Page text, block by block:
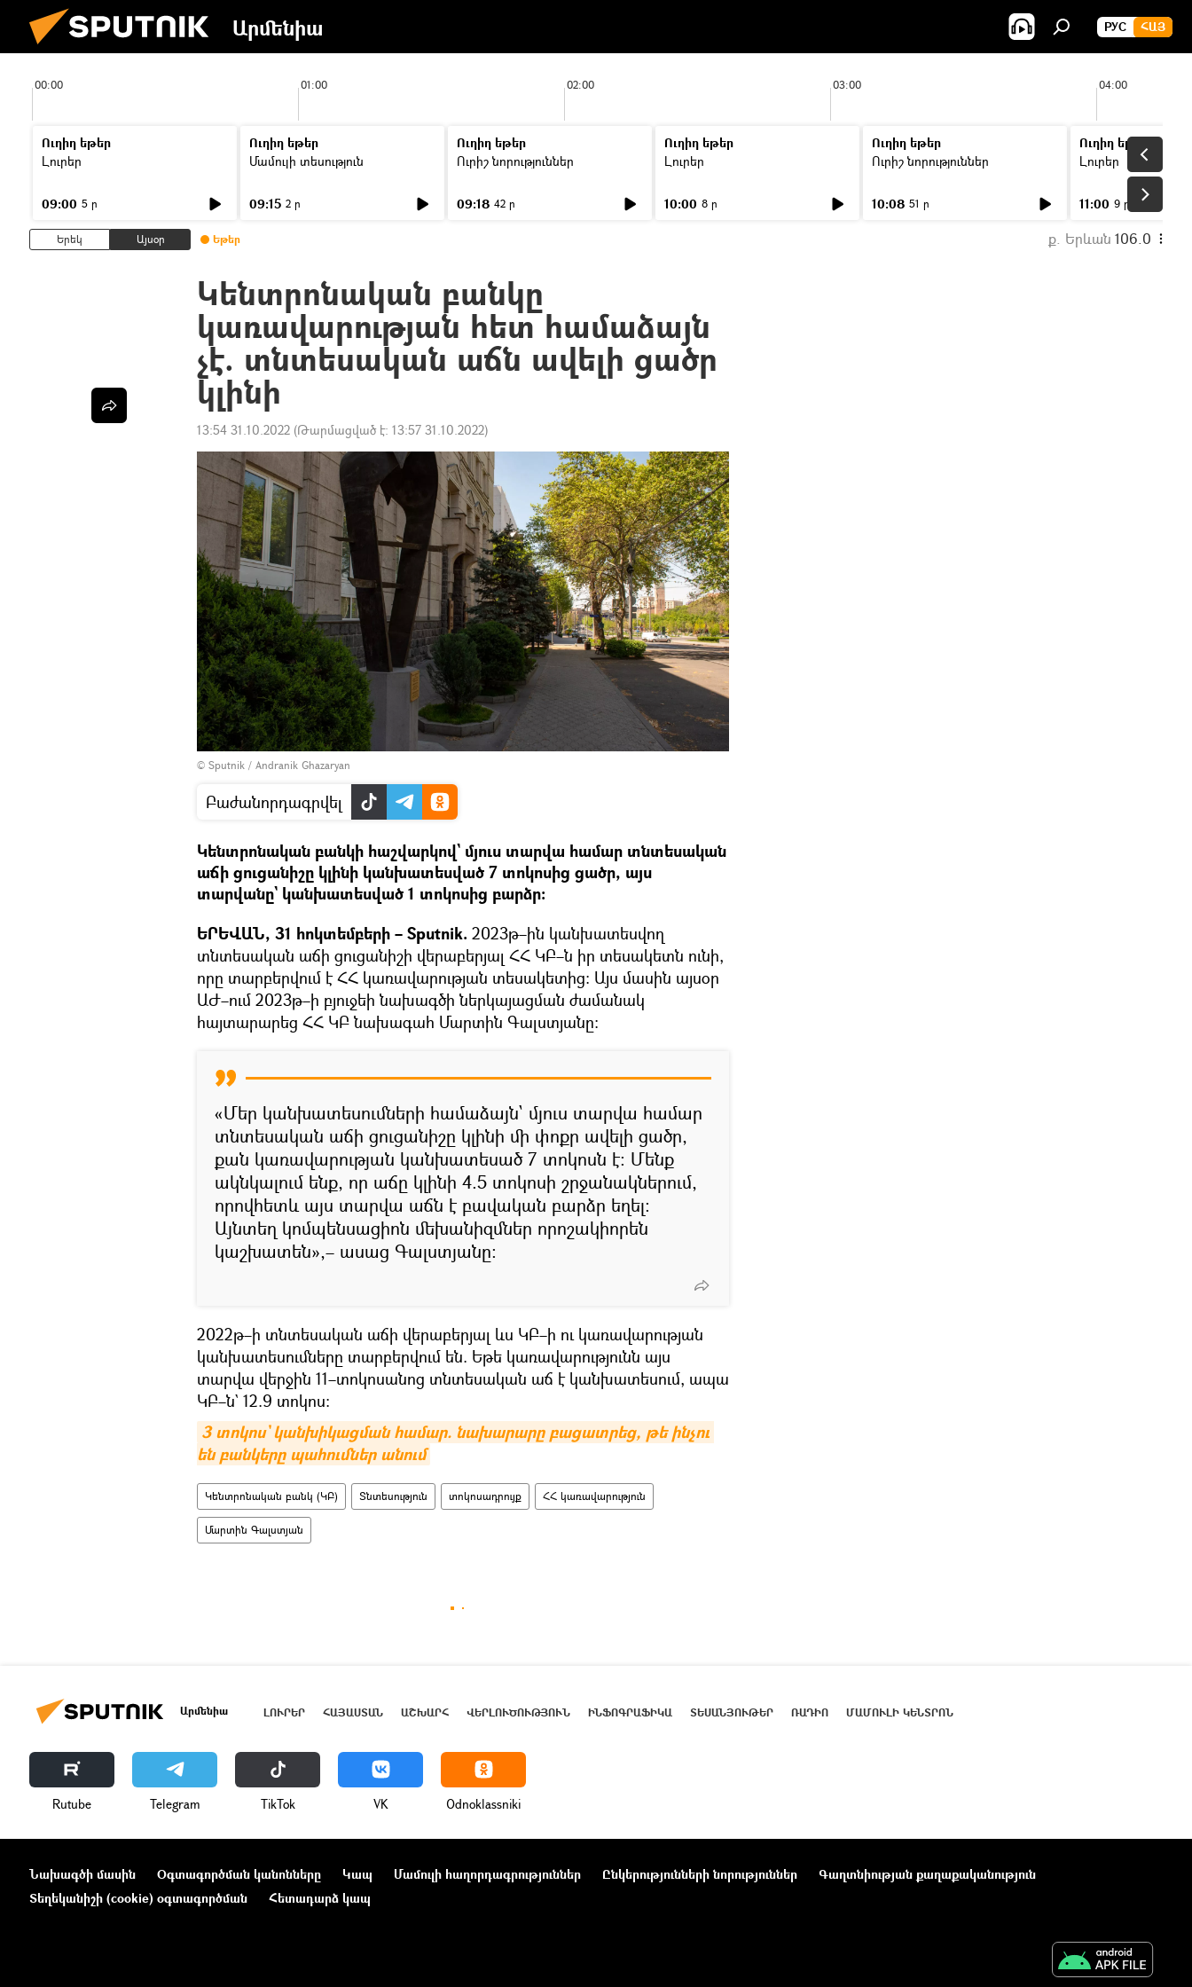
Արմենիա РУС ՀԱՅ
00:00 01:00 02:00 03:00 04:00
Ուղիղ եթեր
Լուրեր
09:00 5 ր
Ուղիղ եթեր
Մամուլի տեսություն
09:15 2 ր
Ուղիղ եթեր
Ուրիշ նորություններ
09:18 42 ր
Ուղիղ եթեր
Լուրեր
10:00 8 ր
Ուղիղ եթեր
Ուրիշ նորություններ
10:08 51 ր
Ուղիղ եթեր
Լուրեր
11:00 9 ր
Երեկ Այսօր Եթեր ք. Երևան 106.0
Կենտրոնական բանկը
կառավարության հետ համաձայն
չէ. տնտեսական աճն ավելի ցածր
կլինի
13:54 31.10.2022 (Թարմացված է: 13:57 31.10.2022)
© Sputnik / Andranik Ghazaryan
Բաժանորդագրվել
Կենտրոնական բանկի հաշվարկով` մյուս տարվա համար տնտեսական
աճի ցուցանիշը կլինի կանխատեսված 7 տոկոսից ցածր, այս
տարվանը` կանխատեսված 1 տոկոսից բարձր։
ԵՐԵՎԱՆ, 31 հոկտեմբերի – Sputnik. 2023թ–ին կանխատեսվող
տնտեսական աճի ցուցանիշի վերաբերյալ ՀՀ ԿԲ–ն իր տեսակետն ունի,
որը տարբերվում է ՀՀ կառավարության տեսակետից։ Այս մասին այսօր
ԱԺ–ում 2023թ–ի բյուջեի նախագծի ներկայացման ժամանակ
հայտարարեց ՀՀ ԿԲ նախագահ Մարտին Գալստյանը։
«Մեր կանխատեսումների համաձայն` մյուս տարվա համար
տնտեսական աճի ցուցանիշը կլինի մի փոքր ավելի ցածր,
քան կառավարության կանխատեսած 7 տոկոսն է։ Մենք
ակնկալում ենք, որ աճը կլինի 4.5 տոկոսի շրջանակներում,
որովհետև այս տարվա աճն է բավական բարձր եղել։
Այնտեղ կոմպենսացիոն մեխանիզմներ որոշակիորեն
կաշխատեն»,– ասաց Գալստյանը։
2022թ–ի տնտեսական աճի վերաբերյալ ևս ԿԲ–ի ու կառավարության
կանխատեսումները տարբերվում են. Եթե կառավարությունն այս
տարվա վերջին 11–տոկոսանոց տնտեսական աճ է կանխատեսում, ապա
ԿԲ–ն` 12.9 տոկոս։
3 տոկոս` կանխիկացման համար. նախարարը բացատրեց, թե ինչու
են բանկերը պահումներ անում
Կենտրոնական բանկ (ԿԲ) Տնտեսություն տոկոսադրույք ՀՀ կառավարություն
Մարտին Գալստյան
Արմենիա ԼՈՒՐԵՐ ՀԱՅԱՍՏԱՆ ԱՇԽԱՐՀ ՎԵՐԼՈՒԾՈՒԹՅՈՒՆ ԻՆՖՈԳՐԱՖԻԿԱ ՏԵՍԱՆՅՈՒԹԵՐ ՌԱԴԻՈ ՄԱՄՈՒԼԻ ԿԵՆՏՐՈՆ
Rutube Telegram ТikТоk VK Odnoklassniki
Նախագծի մասին Օգտագործման կանոնները Կապ Մամուլի հաղորդագրություններ Ընկերությունների նորություններ
Գաղտնիության քաղաքականություն
Տեղեկանիշի (cookie) օգտագործման
Հետադարձ կապ